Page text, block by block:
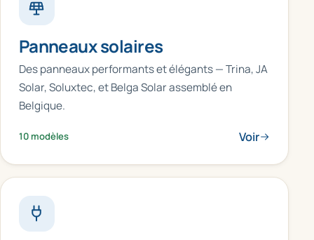
Panneaux solaires
Des panneaux performants et élégants — Trina, JA
Solar, Soluxtec, et Belga Solar assemblé en
Belgique.
10 modèles Voir